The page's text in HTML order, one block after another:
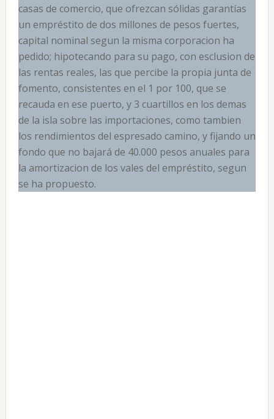
casas de comercio, que ofrezcan sólidas garantías
un empréstito de dos millones de pesos fuertes,
capital nominal segun la misma corporacion ha
pedido; hipotecando para su pago, con esclusion de
las rentas reales, las que percibe la propia junta de
fomento, consistentes en el 1 por 100, que se
recauda en ese puerto, y 3 cuartillos en los demas
de la isla sobre las importaciones, como tambien
los rendimientos del espresado camino, y fijando un
fondo que no bajará de 40.000 pesos anuales para
la amortizacion de los vales del empréstito, segun
se ha propuesto.